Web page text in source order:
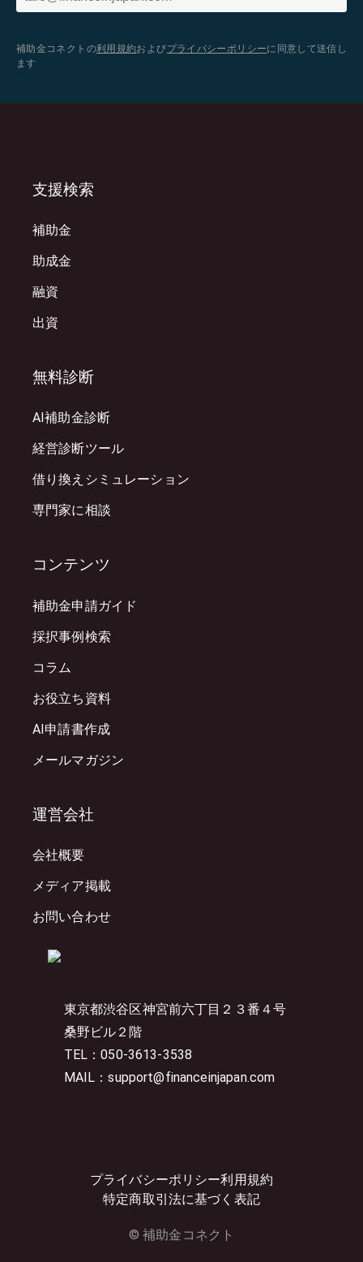
補助金コネクトの利用規約およびプライバシーポリシーに同意して送信し
ます
東京都渋谷区神宮前六丁目２３番４号
桑野ビル２階
TEL：050-3613-3538
MAIL：support@financeinjapan.com
プライバシーポリシー利用規約
特定商取引法に基づく表記
© 補助金コネクト
支援検索
補助金
助成金
融資
出資
無料診断
AI補助金診断
経営診断ツール
借り換えシミュレーション
専門家に相談
コンテンツ
補助金申請ガイド
採択事例検索
コラム
お役立ち資料
AI申請書作成
メールマガジン
運営会社
会社概要
メディア掲載
お問い合わせ